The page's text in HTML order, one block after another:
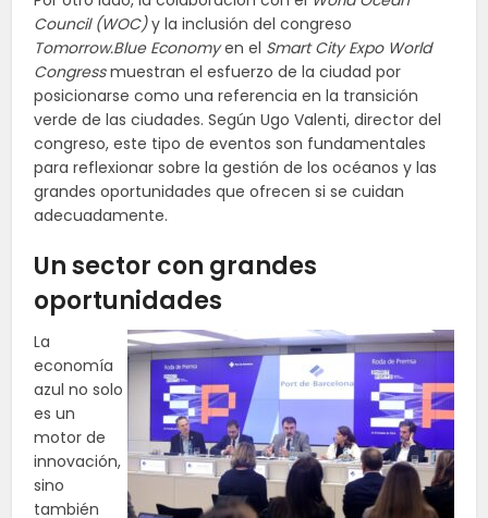
Council (WOC)y la inclusión del congreso
Tomorrow.Blue Economyen el Smart City Expo World
Congressmuestran el esfuerzo de la ciudad por
posicionarse como una referencia en la transición
verde de las ciudades. Según Ugo Valenti, director del
congreso, este tipo de eventos son fundamentales
para reflexionar sobre la gestión de los océanos y las
grandes oportunidades que ofrecen si se cuidan
adecuadamente.
Un sector con grandes
oportunidades
La
economía
azul no solo
es un
motor de
innovación,
sino
también